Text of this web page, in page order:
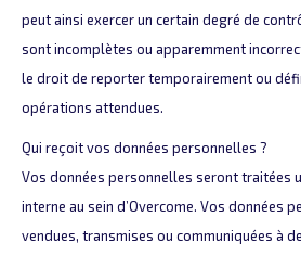
peut ainsi exercer un certain degré de
sont incomplètes ou apparemment
le droit de reporter temporairement ou
opérations attendues.
Qui reçoit vos données personnelles ?
Vos données personnelles seront traitées
interne au sein d’Overcome. Vos données
vendues, transmises ou communiquées à